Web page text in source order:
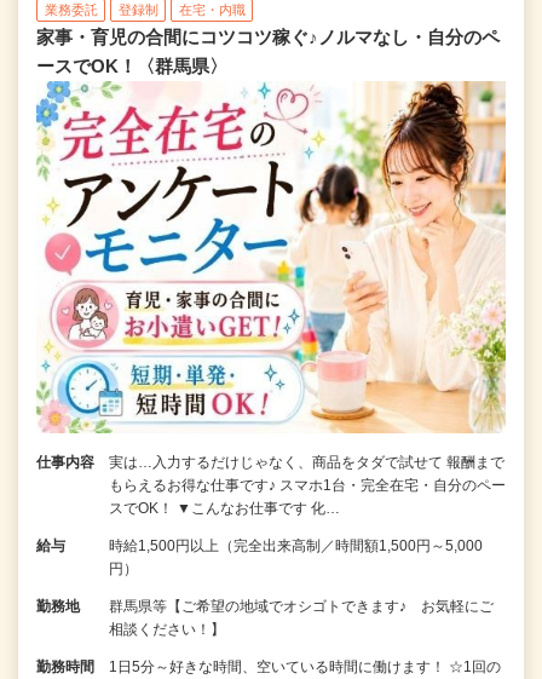
業務委託 登録制 在宅・内職
家事・育児の合間にコツコツ稼ぐ♪ノルマなし・自分のペ
ースでOK！〈群馬県〉
仕事内容
実は…入力するだけじゃなく、商品をタダで試せて 報酬まで
もらえるお得な仕事です♪ スマホ1台・完全在宅・自分のペー
スでOK！ ▼こんなお仕事です 化…
給与
時給1,500円以上（完全出来高制／時間額1,500円～5,000
円）
勤務地
群馬県等【ご希望の地域でオシゴトできます♪ お気軽にご
相談ください！】
勤務時間
1日5分～好きな時間、空いている時間に働けます！ ☆1回の